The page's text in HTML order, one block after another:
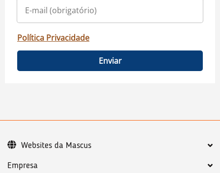
Política Privacidade
Enviar
Empresa
Websites da Mascus